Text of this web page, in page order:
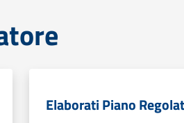
Elaborati Piano